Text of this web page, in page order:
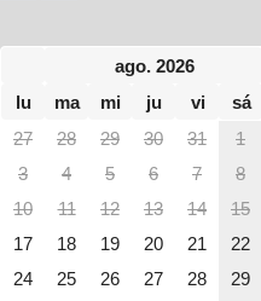
ago. 2026
lu
ma mi ju vi sá
27
28 29 30 31 1
3
4 5 6 7 8
10
11 12 13 14 15
17
18 19 20 21 22
24
25 26 27 28 29